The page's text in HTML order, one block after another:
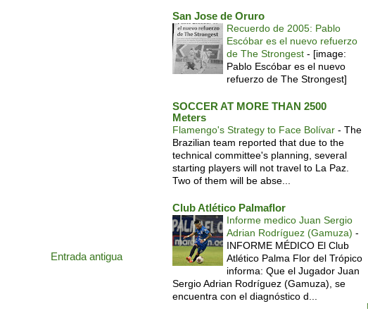
Entrada antigua
San Jose de Oruro
Recuerdo de 2005: Pablo
Escóbar es el nuevo refuerzo
de The Strongest - [image:
Pablo Escóbar es el nuevo
refuerzo de The Strongest]
SOCCER AT MORE THAN 2500
Meters
Flamengo's Strategy to Face Bolívar - The
Brazilian team reported that due to the
technical committee's planning, several
starting players will not travel to La Paz.
Two of them will be abse...
Club Atlético Palmaflor
Informe medico Juan Sergio
Adrian Rodríguez (Gamuza) -
INFORME MÉDICO El Club
Atlético Palma Flor del Trópico
informa: Que el Jugador Juan
Sergio Adrian Rodríguez (Gamuza), se
encuentra con el diagnóstico d...